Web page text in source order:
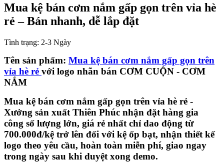
Mua kệ bán cơm nắm gấp gọn trên vỉa hè
rẻ – Bán nhanh, dễ lắp đặt
Tình trạng: 2-3 Ngày
Tên sản phẩm: Mua kệ bán cơm nắm gấp gọn trên
vỉa hè rẻ với logo nhãn bán CƠM CUỘN - CƠM
NẮM
Mua kệ bán cơm nắm gấp gọn trên vỉa hè rẻ -
Xưởng sản xuất Thiên Phúc nhận đặt hàng gia
công số lượng lớn, giá rẻ nhất chỉ dao động từ
700.000đ/kệ trở lên đối với kệ ốp bạt, nhận thiết kế
logo theo yêu cầu, hoàn toàn miễn phí, giao ngay
trong ngày sau khi duyệt xong demo.